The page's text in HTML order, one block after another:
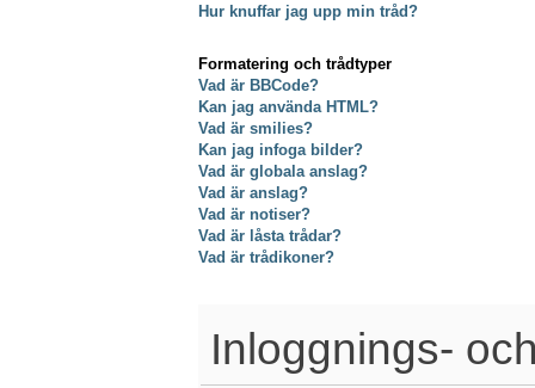
Hur knuffar jag upp min tråd?
Formatering och trådtyper
Vad är BBCode?
Kan jag använda HTML?
Vad är smilies?
Kan jag infoga bilder?
Vad är globala anslag?
Vad är anslag?
Vad är notiser?
Vad är låsta trådar?
Vad är trådikoner?
Inloggnings-